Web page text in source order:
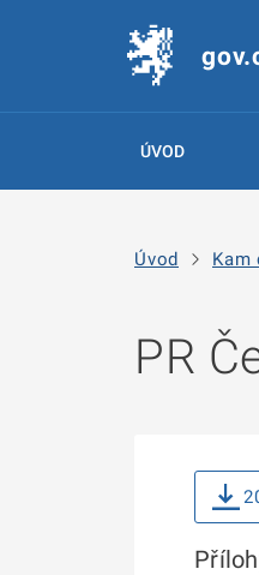
ÚVOD
Úvod Kam
PR